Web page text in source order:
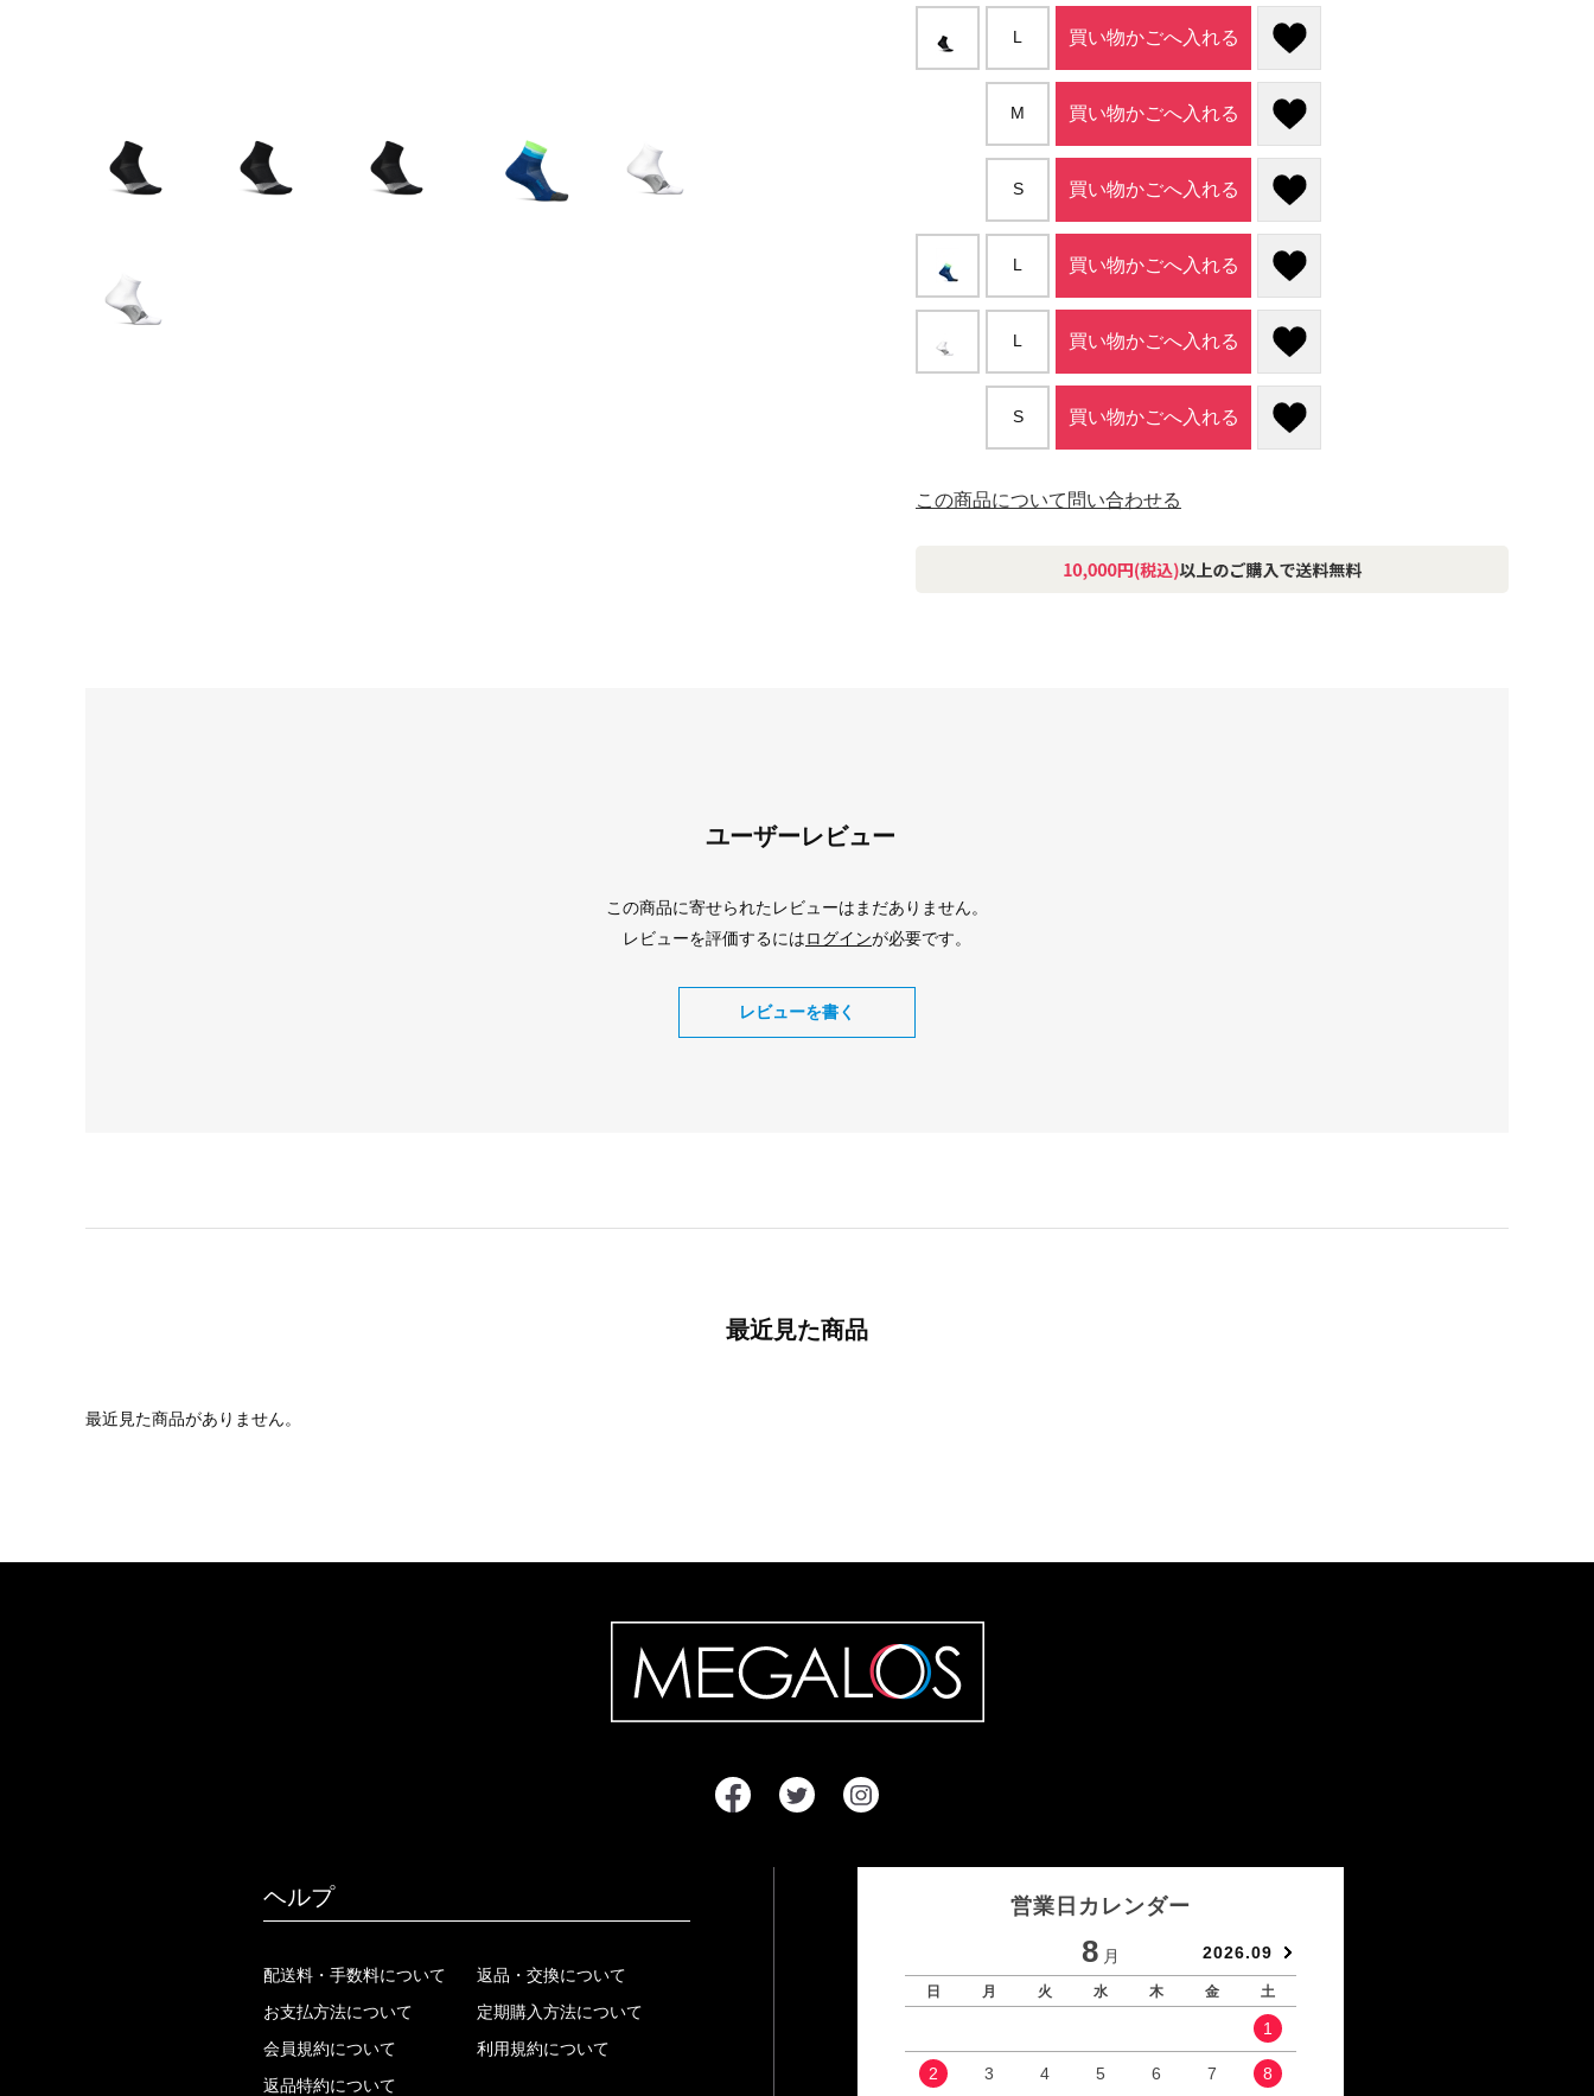
L 買い物かごへ入れる
M 買い物かごへ入れる
S 買い物かごへ入れる
L 買い物かごへ入れる
L 買い物かごへ入れる
S 買い物かごへ入れる
この商品について問い合わせる
ユーザーレビュー
この商品に寄せられたレビューはまだありません。
レビューを評価するにはログインが必要です。
レビューを書く
最近見た商品
最近見た商品がありません。
ヘルプ
配送料・手数料について
お支払方法について
会員規約について
返品特約について
返品・交換について
定期購入方法について
利用規約について
営業日カレンダー
8 月 2026.09
日 月 火 水 木 金 土
1
2 3 4 5 6 7 8